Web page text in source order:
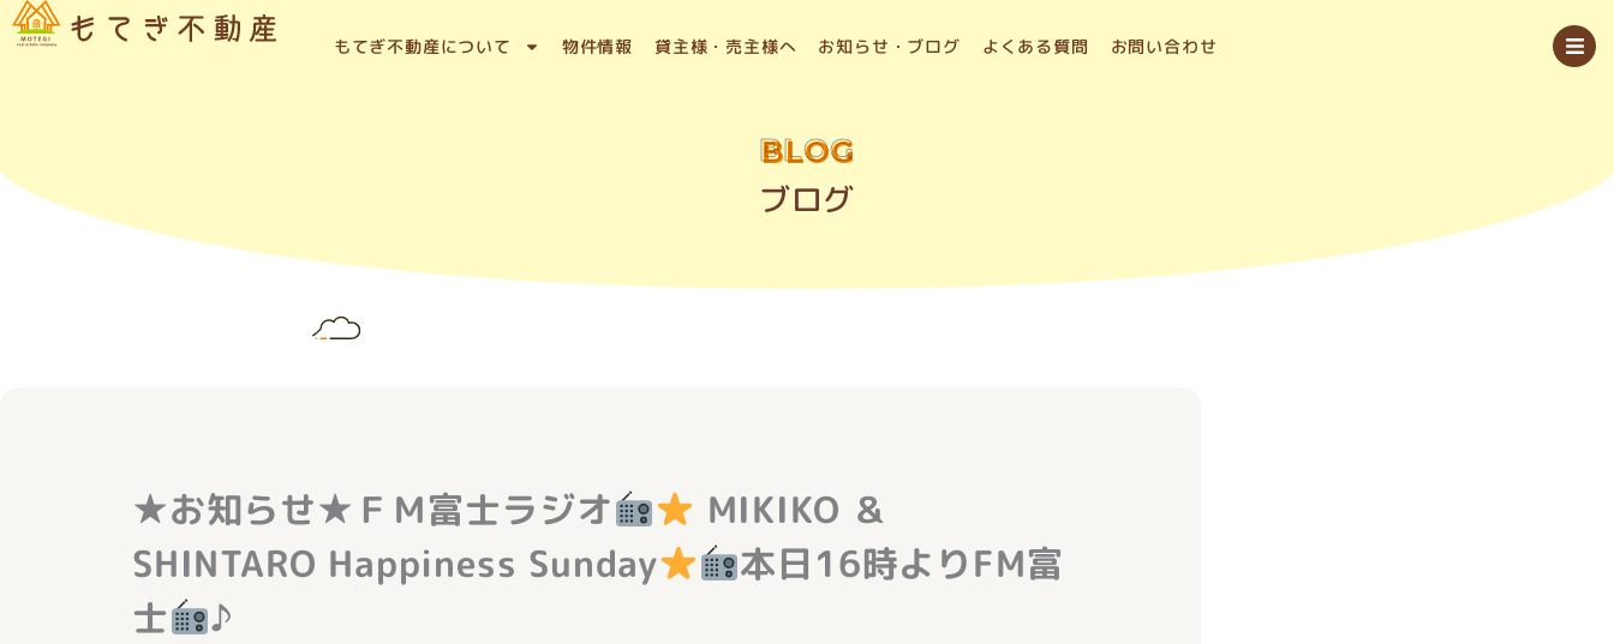
内
容
プ
もてぎ不動産について 物件情報 貸主様・売主様へ お知らせ・ブログ よくある質問 お問い合わせ
BLOG
ブログ
★お知らせ★ＦＭ富士ラジオ
MIKIKO ＆
SHINTARO Happiness Sunday
本日16時よりFM富
士
♪